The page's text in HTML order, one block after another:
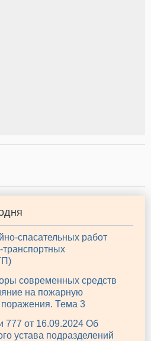
спасательных работ
современных средств
на пожарную
поражения. Тема 3
777 от 16.09.2024 Об
устава подразделений